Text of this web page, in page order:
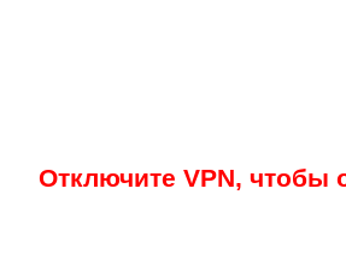
Отключите VPN, чтобы